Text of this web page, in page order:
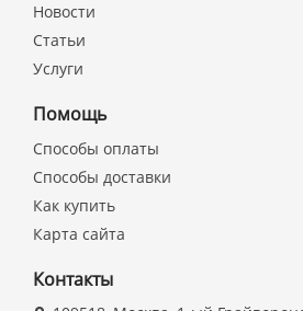
Новости
Статьи
Услуги
Помощь
Способы оплаты
Способы доставки
Как купить
Карта сайта
Контакты